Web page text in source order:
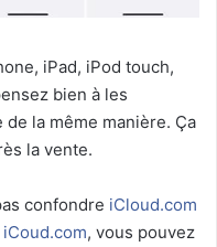
iPad, iPod touch,
bien à les
la même manière. Ça
la vente.
confondre iCloud.com
iCoud.com, vous pouvez